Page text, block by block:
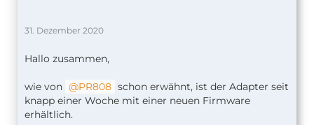
31. Dezember 2020
Hallo zusammen,
wie von PR808 schon erwähnt, ist der Adapter seit
knapp einer Woche mit einer neuen Firmware
erhältlich.